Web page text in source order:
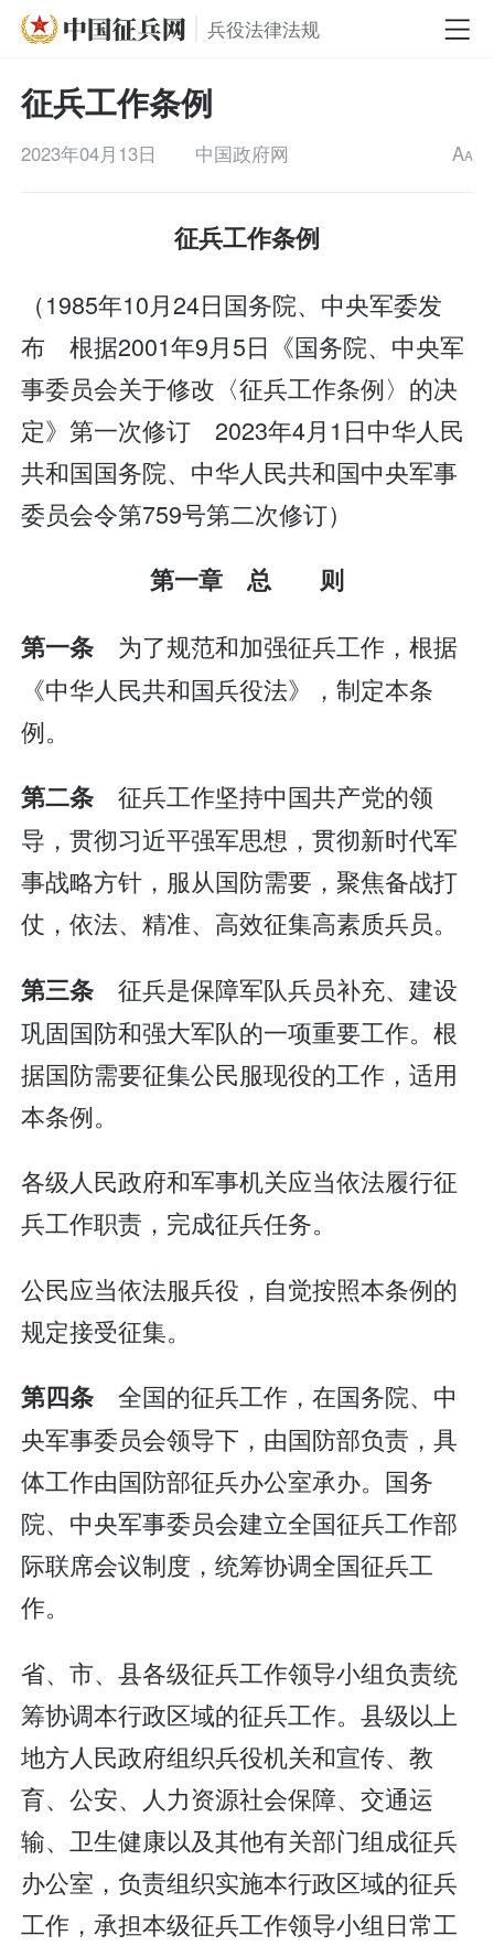
兵役法律法规
征兵工作条例
2023年04月13日 中国政府网 AA
征兵工作条例
（1985年10月24日国务院、中央军委发
布 根据2001年9月5日《国务院、中央军
事委员会关于修改〈征兵工作条例〉的决
定》第一次修订 2023年4月1日中华人民
共和国国务院、中华人民共和国中央军事
委员会令第759号第二次修订）
第一章 总 则
第一条 为了规范和加强征兵工作，根据
《中华人民共和国兵役法》，制定本条
例。
第二条 征兵工作坚持中国共产党的领
导，贯彻习近平强军思想，贯彻新时代军
事战略方针，服从国防需要，聚焦备战打
仗，依法、精准、高效征集高素质兵员。
第三条 征兵是保障军队兵员补充、建设
巩固国防和强大军队的一项重要工作。根
据国防需要征集公民服现役的工作，适用
本条例。
各级人民政府和军事机关应当依法履行征
兵工作职责，完成征兵任务。
公民应当依法服兵役，自觉按照本条例的
规定接受征集。
第四条 全国的征兵工作，在国务院、中
央军事委员会领导下，由国防部负责，具
体工作由国防部征兵办公室承办。国务
院、中央军事委员会建立全国征兵工作部
际联席会议制度，统筹协调全国征兵工
作。
省、市、县各级征兵工作领导小组负责统
筹协调本行政区域的征兵工作。县级以上
地方人民政府组织兵役机关和宣传、教
育、公安、人力资源社会保障、交通运
输、卫生健康以及其他有关部门组成征兵
办公室，负责组织实施本行政区域的征兵
工作，承担本级征兵工作领导小组日常工